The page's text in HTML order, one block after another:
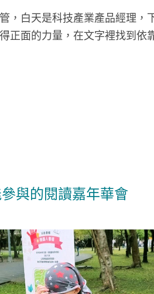
，白天是科技產業產品經理，
正面的力量，在文字裡找到依
與的閱讀嘉年華會